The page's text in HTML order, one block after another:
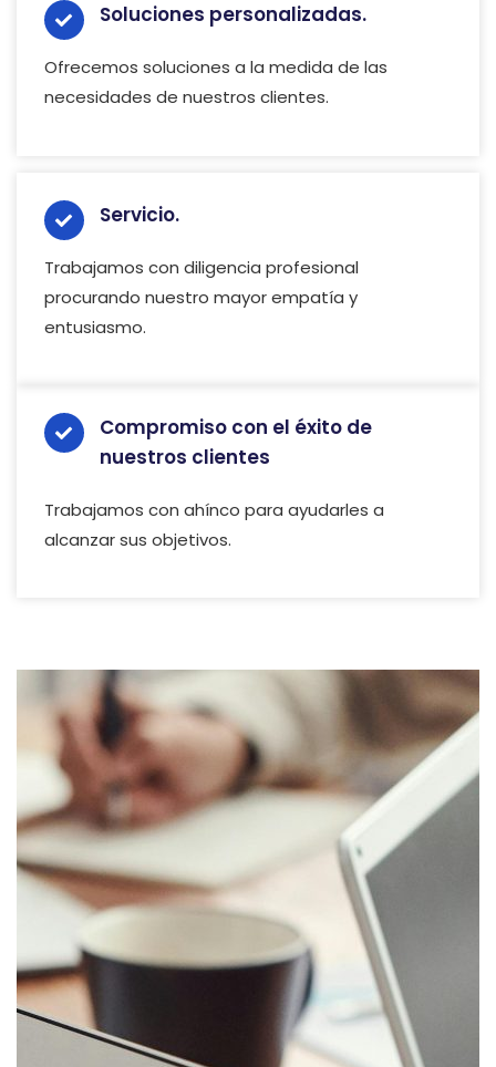
Soluciones personalizadas.
Ofrecemos soluciones a la medida de las
necesidades de nuestros clientes.
Servicio.
Trabajamos con diligencia profesional
procurando nuestro mayor empatía y
entusiasmo.
Compromiso con el éxito de
nuestros clientes
Trabajamos con ahínco para ayudarles a
alcanzar sus objetivos.